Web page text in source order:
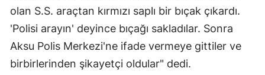
olan S.S. araçtan kırmızı saplı bir bıçak çıkardı.
'Polisi arayın' deyince bıçağı sakladılar. Sonra
Aksu Polis Merkezi'ne ifade vermeye gittiler ve
birbirlerinden şikayetçi oldular" dedi.